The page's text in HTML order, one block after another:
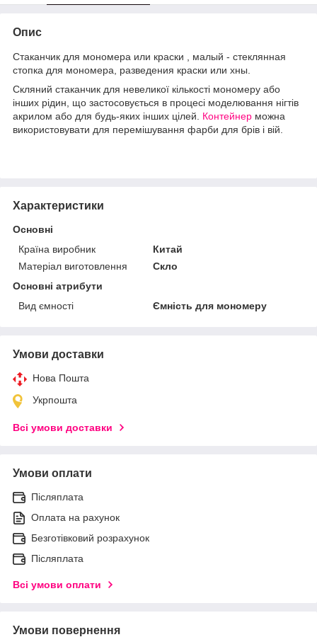
Опис
Стаканчик для мономера или краски , малый - стеклянная
стопка для мономера, разведения краски или хны.
Скляний стаканчик для невеликої кількості мономеру або
інших рідин, що застосовується в процесі моделювання нігтів
акрилом або для будь-яких інших цілей. Контейнер можна
використовувати для перемішування фарби для брів і вій.
Характеристики
Основні
Країна виробник
Китай
Матеріал виготовлення
Скло
Основні атрибути
Вид ємності
Ємність для мономеру
Умови доставки
Нова Пошта
Укрпошта
Всі умови доставки
Умови оплати
Післяплата
Оплата на рахунок
Безготівковий розрахунок
Післяплата
Всі умови оплати
Умови повернення